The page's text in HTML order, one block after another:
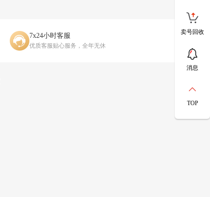
7x24小时客服
优质客服贴心服务，全年无休
卖号回收
消息
TOP